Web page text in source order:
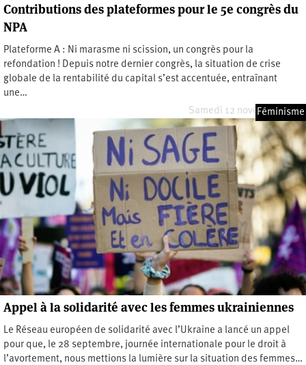
Contributions des plateformes pour le 5e congrès du
NPA
Plateforme A : Ni marasme ni scission, un congrès pour la
refondation ! Depuis notre dernier congrès, la situation de crise
globale de la rentabilité du capital s’est accentuée, entraînant
une…
Samedi 12 novembre 2022
Féminisme
Appel à la solidarité avec les femmes ukrainiennes
Le Réseau européen de solidarité avec l’Ukraine a lancé un appel
pour que, le 28 septembre, journée internationale pour le droit à
l’avortement, nous mettions la lumière sur la situation des femmes…